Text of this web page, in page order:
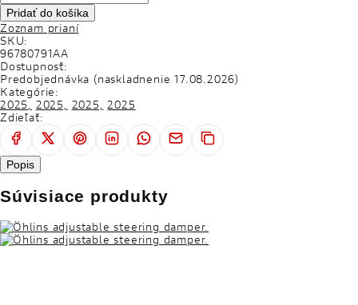
SERVICE
APLIKÁCIE
WORLD DUCATI WEEK
SPOLOČENSKÁ ZODPOVEDNOSŤ FIRIEM
Pridať do košíka
Zoznam prianí
SKU:
96780791AA
Dostupnosť:
Predobjednávka (naskladnenie 17.08.2026)
Kategórie:
2025, 2025, 2025, 2025
Zdieľať:
Popis
Súvisiace produkty